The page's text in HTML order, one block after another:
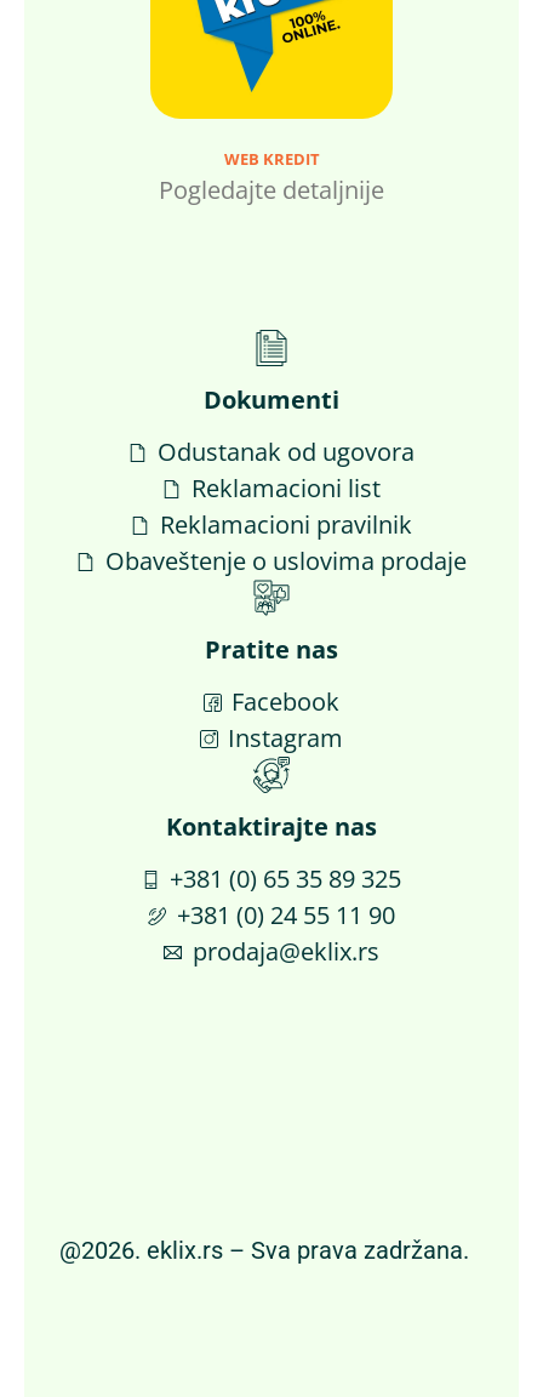
WEB KREDIT
Pogledajte detaljnije
Dokumenti
Odustanak od ugovora
Reklamacioni list
Reklamacioni pravilnik
Obaveštenje o uslovima prodaje
Pratite nas
Facebook
Instagram
Kontaktirajte nas​
+381 (0) 65 35 89 325
+381 (0) 24 55 11 90
prodaja@eklix.rs
@2026. eklix.rs – Sva prava zadržana.